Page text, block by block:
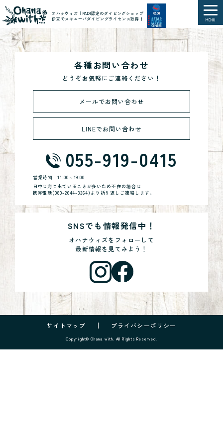
オハナウィズ｜PADI認定のダイビングショップ
伊豆でスキューバダイビングライセンス取得！
MENU
各種お問い合わせ
どうぞお気軽にご連絡ください！
メールでお問い合わせ
LINEでお問い合わせ
055-919-0415
営業時間11:00～19:00
日中は海に出ていることが多いため不在の場合は
携帯電話(080-2644-3264)より折り返しご連絡します。
SNSでも情報発信中！
オハナウィズをフォローして
最新情報を見てみよう！
サイトマップ プライバシーポリシー
Copyright© Ohana with. All Rights Reserved.